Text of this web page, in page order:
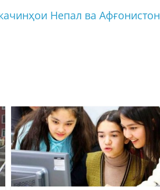
Непал ва Афғонистон